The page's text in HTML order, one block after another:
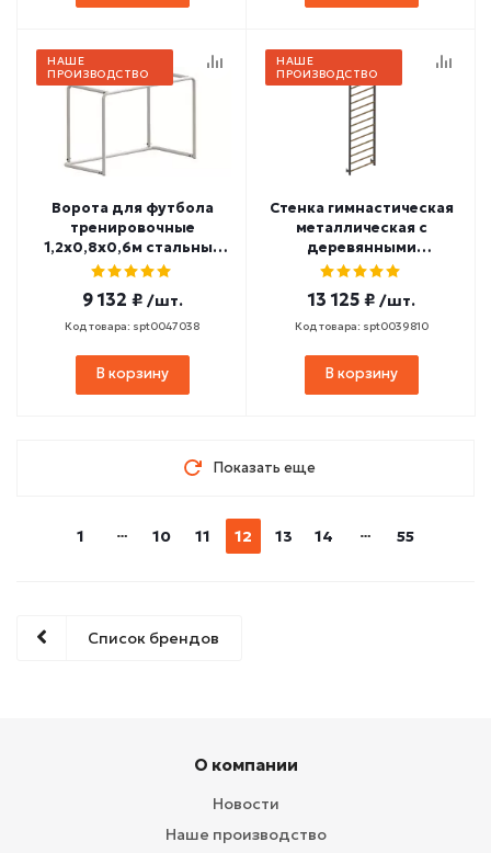
НАШЕ
ПРОИЗВОДСТВО
Ворота для футбола
тренировочные
1,2х0,8х0,6м стальные
разборные СТ-227
9 132 ₽ /шт.
Код товара: spt0047038
В корзину
НАШЕ
ПРОИЗВОДСТВО
Стенка гимнастическая
металлическая с
деревянными
перекладинами (с
СТ-157
13 125 ₽ /шт.
Код товара: spt0039810
В корзину
Показать еще
1 10 11 12 13 14 55
Список брендов
О компании
Новости
Наше производство